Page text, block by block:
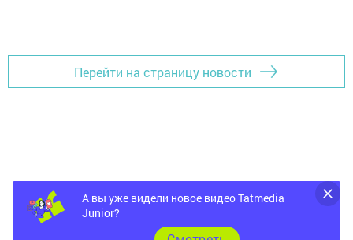
Перейти на страницу новости
А вы уже видели новое видео Tatmedia
Junior?